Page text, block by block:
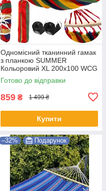
Одномісний тканинний гамак
з планкою SUMMER
Кольоровий XL 200х100 WCG
Shopik
Готово до відправки
859 ₴ 1 499 ₴
Купити
–32% Подарунок